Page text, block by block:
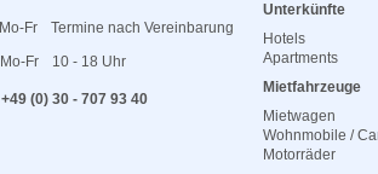
Mo-Fr
Termine nach Vereinbarung
Mo-Fr 10 - 18 Uhr
+49 (0) 30 - 707 93 40
Unterkünfte
Hotels
Apartments
Mietfahrzeuge
Mietwagen
Wohnmobile /
Motorräder